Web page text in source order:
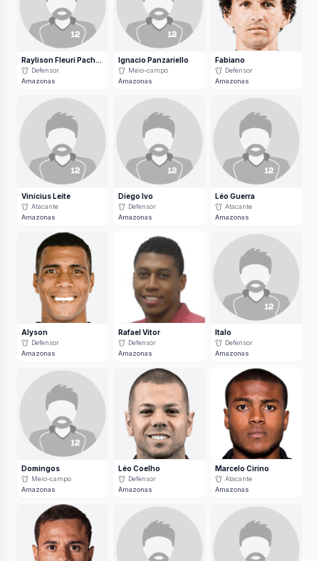
Raylison Fleuri Pacheco
Defensor
Amazonas
Ignacio Panzariello
Meio-campo
Amazonas
Fabiano
Defensor
Amazonas
Vinícius Leite
Atacante
Amazonas
Diego Ivo
Defensor
Amazonas
Léo Guerra
Atacante
Amazonas
Alyson
Defensor
Amazonas
Rafael Vitor
Defensor
Amazonas
Italo
Defensor
Amazonas
Domingos
Meio-campo
Amazonas
Léo Coelho
Defensor
Amazonas
Marcelo Cirino
Atacante
Amazonas